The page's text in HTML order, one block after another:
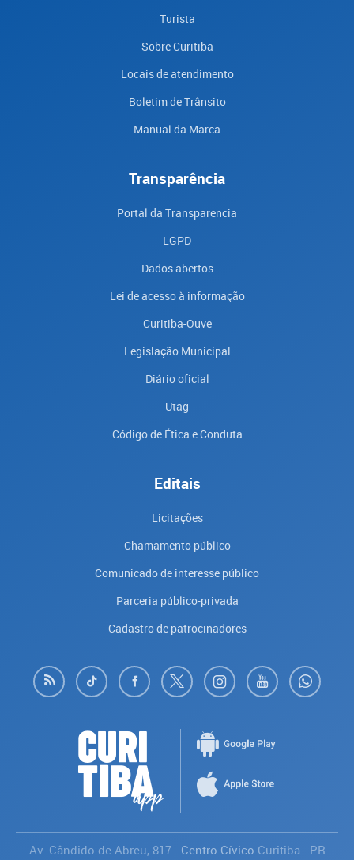
Turista
Sobre Curitiba
Locais de atendimento
Boletim de Trânsito
Manual da Marca
Transparência
Portal da Transparencia
LGPD
Dados abertos
Lei de acesso à informação
Curitiba-Ouve
Legislação Municipal
Diário oficial
Utag
Código de Ética e Conduta
Editais
Licitações
Chamamento público
Comunicado de interesse público
Parceria público-privada
Cadastro de patrocinadores
Av. Cândido de Abreu, 817- Centro Cívico Curitiba - PR